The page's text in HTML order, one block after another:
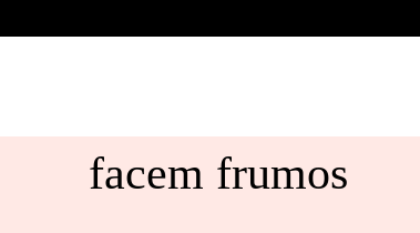
facem frumos